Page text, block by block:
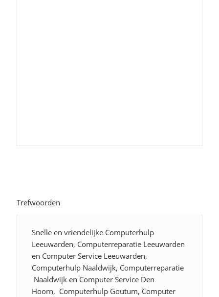
Trefwoorden
Snelle en vriendelijke Computerhulp
Leeuwarden, Computerreparatie Leeuwarden
en Computer Service Leeuwarden,
Computerhulp Naaldwijk, Computerreparatie
Naaldwijk en Computer Service Den
Hoorn, Computerhulp Goutum, Computer